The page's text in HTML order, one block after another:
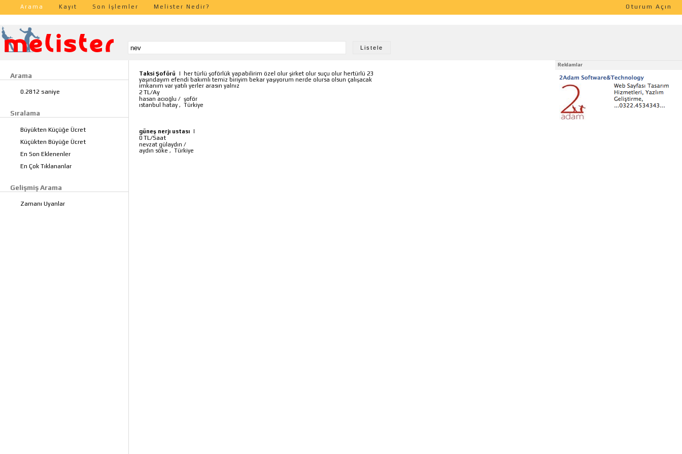
Arama Kayıt Son İşlemler Melister Nedir? Oturum Açın
Arama
0.2812 saniye
Sıralama
Büyükten Küçüğe Ücret
Küçükten Büyüğe Ücret
En Son Eklenenler
En Çok Tıklananlar
Gelişmiş Arama
Zamanı Uyanlar
Taksi Şoförü |
her türlü şoförlük yapabilirim özel olur şirket olur suçu olur hertürlü 23
yaşındayım efendi bakımlı temiz biriyim bekar yaşıyorum nerde olursa olsun çalışacak
imkanım var yatılı yerler arasın yalnız
2 TL/Ay
hasan acıoğlu / şoför
ıstanbul hatay , Türkiye
güneş nerjı ustası |
0 TL/Saat
nevzat gülaydın /
aydın söke , Türkiye
Reklamlar